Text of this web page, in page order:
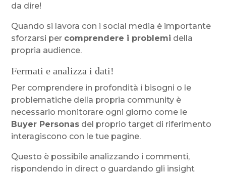
da dire!
Quando si lavora con i social media è importante
sforzarsi per comprendere i problemi della
propria audience.
Fermati e analizza i dati!
Per comprendere in profondità i bisogni o le
problematiche della propria community è
necessario monitorare ogni giorno come le
Buyer Personas del proprio target di riferimento
interagiscono con le tue pagine.
Questo è possibile analizzando i commenti,
rispondendo in direct o guardando gli insight